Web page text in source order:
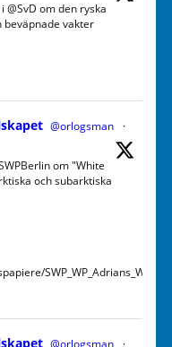
om den ryska
beväpnade vakter
@orlogsman
·
om "White
och subarktiska
@orlogsman ·